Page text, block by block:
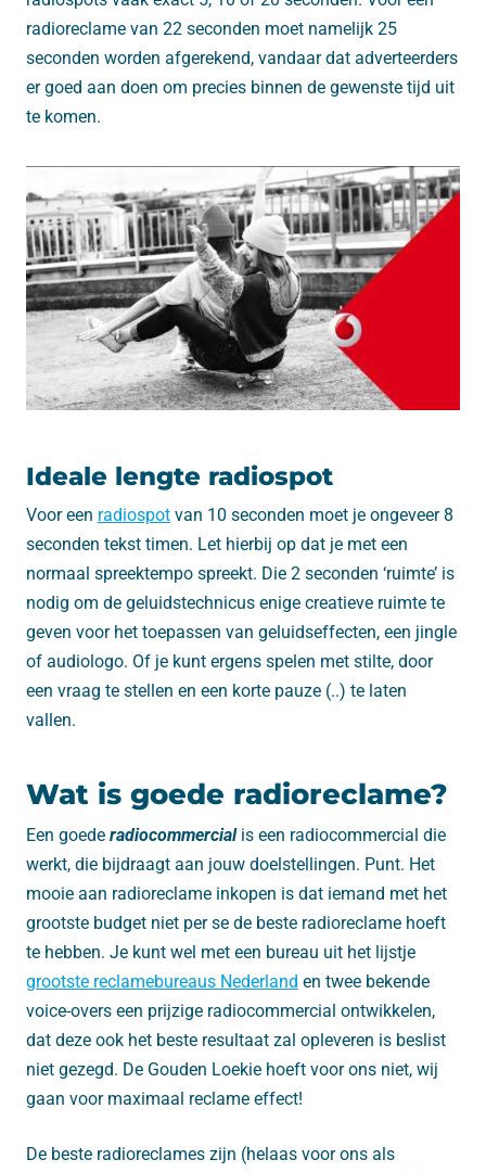
radioreclame van 22 seconden moet namelijk 25
seconden worden afgerekend, vandaar dat adverteerders
er goed aan doen om precies binnen de gewenste tijd uit
te komen.
Ideale lengte radiospot
Voor een radiospot van 10 seconden moet je ongeveer 8
seconden tekst timen. Let hierbij op dat je met een
normaal spreektempo spreekt. Die 2 seconden ‘ruimte’ is
nodig om de geluidstechnicus enige creatieve ruimte te
geven voor het toepassen van geluidseffecten, een jingle
of audiologo. Of je kunt ergens spelen met stilte, door
een vraag te stellen en een korte pauze (..) te laten
vallen.
Wat is goede radioreclame?
Een goede radiocommercialis een radiocommercial die
werkt, die bijdraagt aan jouw doelstellingen. Punt. Het
mooie aan radioreclame inkopen is dat iemand met het
grootste budget niet per se de beste radioreclame hoeft
te hebben. Je kunt wel met een bureau uit het lijstje
grootste reclamebureaus Nederland en twee bekende
voice-overs een prijzige radiocommercial ontwikkelen,
dat deze ook het beste resultaat zal opleveren is beslist
niet gezegd. De Gouden Loekie hoeft voor ons niet, wij
gaan voor maximaal reclame effect!
De beste radioreclames zijn (helaas voor ons als